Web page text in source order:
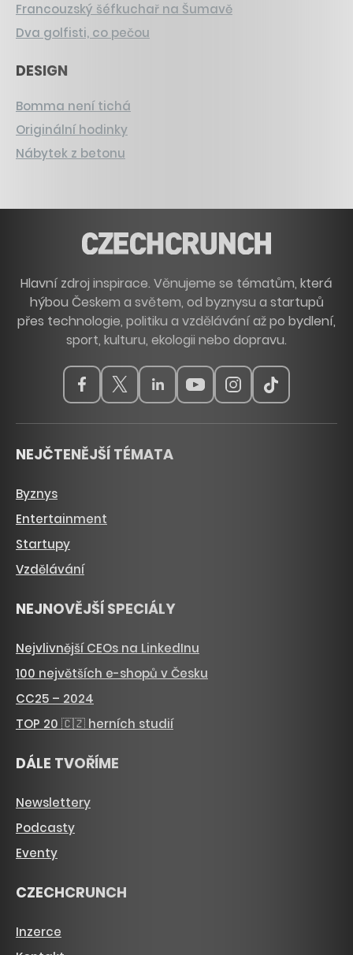
Francouzský šéfkuchař na Šumavě
Dva golfisti, co pečou
DESIGN
Bomma není tichá
Originální hodinky
Nábytek z betonu
Hlavní zdroj inspirace. Věnujeme se tématům, která
hýbou Českem a světem, od byznysu a startupů
přes technologie, politiku a vzdělávání až po bydlení,
sport, kulturu, ekologii nebo dopravu.
NEJČTENĚJŠÍ TÉMATA
Byznys
Entertainment
Startupy
Vzdělávání
NEJNOVĚJŠÍ SPECIÁLY
Nejvlivnější CEOs na LinkedInu
100 největších e-shopů v Česku
CC25 – 2024
TOP 20 🇨🇿 herních studií
DÁLE TVOŘÍME
Newslettery
Podcasty
Eventy
CZECHCRUNCH
Inzerce